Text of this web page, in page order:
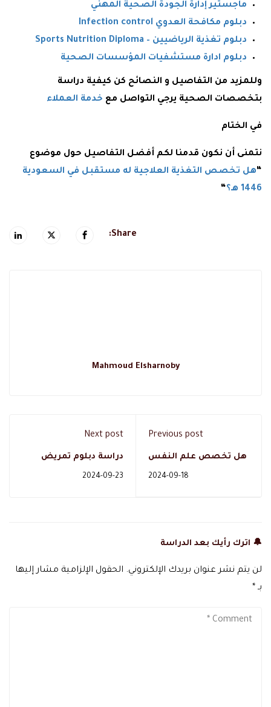
ماجستير إدارة الجودة الصحية المهني
دبلوم مكافحة العدوي Infection control
دبلوم تغذية الرياضيين – Sports Nutrition Diploma
دبلوم ادارة مستشفيات المؤسسات الصحية
وللمزيد من التفاصيل و النصائح كن كيفية دراسة
بتخصصات الصحية يرجي التواصل مع خدمة العملاء
في الختام
نتمنى أن نكون قدمنا لكم أفضل التفاصيل حول موضوع
“هل تخصص التغذية العلاجية له مستقبل في السعودية
1446 هـ؟
“
Share:
Mahmoud Elsharnoby
Previous post
هل تخصص علم النفس
2024-09-18
Next post
دراسة دبلوم تمريض
2024-09-23
🔔 اترك رأيك بعد الدراسة
لن يتم نشر عنوان بريدك الإلكتروني. الحقول الإلزامية مشار إليها
بـ *